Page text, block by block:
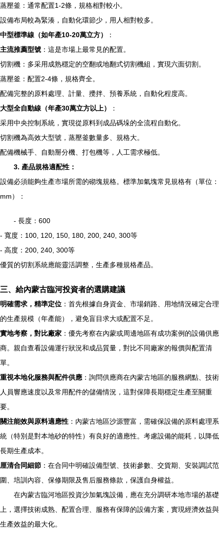
蒸壓釜：通常配置1-2條，規格相對較小。
設備布局較為緊湊，自動化環節少，用人相對較多。
中型標準線（如年產10-20萬立方）
：
主流推薦型號 ：這是市場上最常見的配置。
切割機：多采用成熟穩定的空翻或地翻式切割機組，實現六面切割。
蒸壓釜：配置2-4條，規格齊全。
配備完整的原料處理、計量、攪拌、預養系統，自動化程度高。
大型全自動線（年產30萬立方以上）
：
采用中央控制系統，實現從原料到成品碼垛的全流程自動化。
切割機為高效大型號，蒸壓釜數量多、規格大。
配備機械手、自動掰分機、打包機等，人工需求極低。
3. 產品規格適配性：
設備必須能夠生產市場所需的砌塊規格。標準加氣塊常見規格有（單位：
mm）：
- 長度：600
- 寬度：100, 120, 150, 180, 200, 240, 300等
- 高度：200, 240, 300等
優質的切割系統應能靈活調整，生產多種規格產品。
三、給內蒙古臨河投資者的選購建議
明確需求，精準定位 ：首先根據自身資金、市場銷路、用地情況確定合理
的生產規模（年產能），避免盲目求大或配置不足。
實地考察，對比廠家 ：優先考察在內蒙或周邊地區有成功案例的設備供應
商。親自查看設備運行狀況和成品質量，對比不同廠家的報價與配置清
單。
重視本地化服務與配件供應 ：詢問供應商在內蒙古地區的服務網點、技術
人員響應速度以及常用配件的儲備情況，這對保障長期穩定生產至關重
要。
關注能效與原料適應性 ：內蒙古地區沙源豐富，需確保設備的原料處理系
統（特別是對本地砂的特性）有良好的適應性。考慮設備的能耗，以降低
長期生產成本。
厘清合同細節 ：在合同中明確設備型號、技術參數、交貨期、安裝調試范
圍、培訓內容、保修期限及售后服務條款，保護自身權益。
在內蒙古臨河地區投資沙加氣塊設備，應在充分調研本地市場的基礎
上，選擇技術成熟、配置合理、服務有保障的設備方案，實現經濟效益與
生產效益的最大化。